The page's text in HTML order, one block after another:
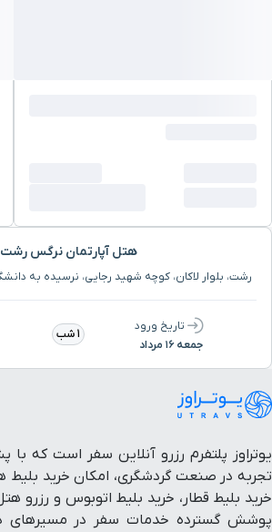
هتل آپارتمان نرگس رشت
رشت، بلوار لاکان، کوچه شهید رجایی، نرسیده به
تاریخ ورود
جمعه ۱۶ مرداد
1 شب
تجربه در صنعت گردشگری، امکان خرید بلیط
خرید بلیط قطار، خرید بلیط اتوبوس و رزرو
پوشش گسترده خدمات سفر در مسیرهای